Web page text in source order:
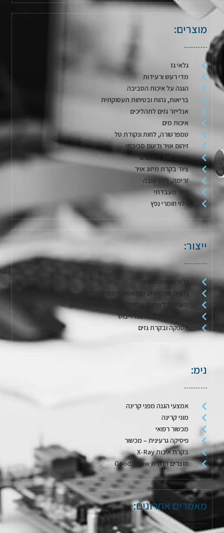
מוצרים:
גלאי גז
מדי רעש ורעידות
הגנה על איכות הסביבה
בריאות, גהות ובטיחות תעסוקתית
אנלייזר גזים לתהליכים
איכות מים
טמפרטורה, לחות ונקודת טל
זיהום אויר ודיגום סביבתי
איכות אויר במבנים
ציוד בקרת מיזוג אויר
זרימה, לחץ וגובה
ציוד מעבדתי
גילוי חומרי נפץ
ייצור:
גלאי גז סטנדרטים
גלאים ומכשירים מותאמים למפרט הלקוח
מערכות לאווירה מבוקרת / דגימת אריזות מזון
מערכות לשטיפה בגז וייבוש
אספקה ובקרת גזים
נימ:
אמצעי הגנה מפני קרינה
מוני קרינה
מכשור רפואי
פיסיקה גרעינית – מכשור
בקרת איכות X-Ray
מוצרים תוצרת Goodfellow
מאמרים אחרונים: